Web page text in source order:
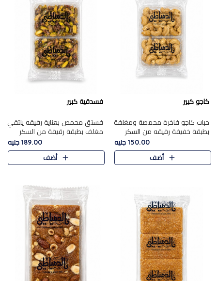
كاجو كبير
حبات كاجو فاخرة محمصة ومغلفة
بطبقة خفيفة رقيقه من السكر
المكرمل، تجمع بين توازن النعومة
زبدية غنية فاخرة والقرمشة
المرضية في حلوى شرقية بطاب..
150.00 جنيه
أضف
فسدقية كبير
فستق محمص بعناية رقيقه يلتقي
مغلف بطبقة رقيقة من السكر
المكرمل، ليقدم مذاقًا فاخرًا حلوي
شرقية فاخرة ونكهة غنية ناتي تميز
كل قطعة و قوام هش
189.00 جنيه
أضف